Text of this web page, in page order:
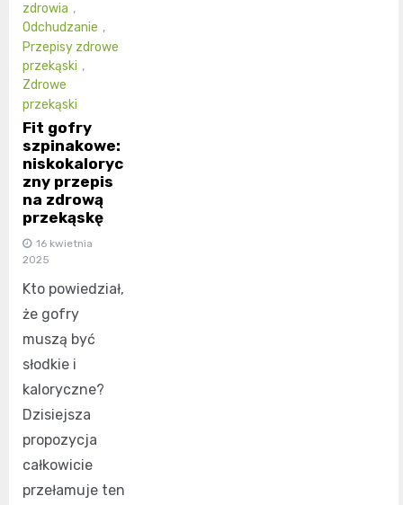
zdrowia ,
Odchudzanie ,
Przepisy zdrowe
przekąski ,
Zdrowe
przekąski
Fit gofry
szpinakowe:
niskokaloryc
zny przepis
na zdrową
przekąskę
16 kwietnia
2025
Kto powiedział,
że gofry
muszą być
słodkie i
kaloryczne?
Dzisiejsza
propozycja
całkowicie
przełamuje ten